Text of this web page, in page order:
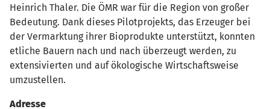
Heinrich Thaler. Die ÖMR war für die Region von großer
Bedeutung. Dank dieses Pilotprojekts, das Erzeuger bei
der Vermarktung ihrer Bioprodukte unterstützt, konnten
etliche Bauern nach und nach überzeugt werden, zu
extensivierten und auf ökologische Wirtschaftsweise
umzustellen.
Adresse